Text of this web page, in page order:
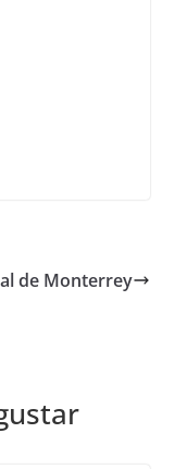
de Monterrey